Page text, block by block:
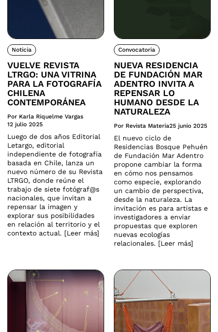
Noticia
VUELVE REVISTA
LTRGO: UNA VITRINA
PARA LA FOTOGRAFÍA
CHILENA
CONTEMPORÁNEA
Por Karla Riquelme Vargas
12 julio 2025
Luego de dos años Editorial
Letargo, editorial
independiente de fotografía
basada en Chile, lanza un
nuevo número de su Revista
LTRGO, donde reúne el
trabajo de siete fotógraf@s
nacionales, que invitan a
repensar la imagen y
explorar sus posibilidades
en relación al territorio y el
contexto actual. [Leer más]
Convocatoria
NUEVA RESIDENCIA
DE FUNDACIÓN MAR
ADENTRO INVITA A
REPENSAR LO
HUMANO DESDE LA
NATURALEZA
Por Revista Materia25 junio 2025
El nuevo ciclo de
Residencias Bosque Pehuén
de Fundación Mar Adentro
propone cambiar la forma
en cómo nos pensamos
como especie, explorando
un cambio de perspectiva,
desde la naturaleza. La
invitación es para artistas e
investigadores a enviar
propuestas que exploren
nuevas ecologías
relacionales. [Leer más]